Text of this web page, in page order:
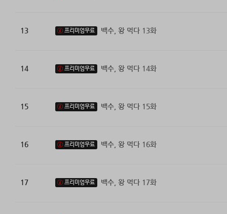
13 프리미엄무료 백수, 왕 먹다 13화
14 프리미엄무료 백수, 왕 먹다 14화
15 프리미엄무료 백수, 왕 먹다 15화
16 프리미엄무료 백수, 왕 먹다 16화
17 프리미엄무료 백수, 왕 먹다 17화